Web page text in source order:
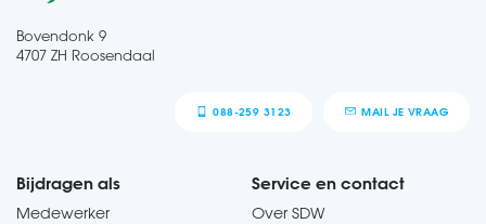
Bovendonk 9
4707 ZH Roosendaal
088-259 3123 MAIL JE VRAAG
Bijdragen als
Medewerker
Service en contact
Over SDW